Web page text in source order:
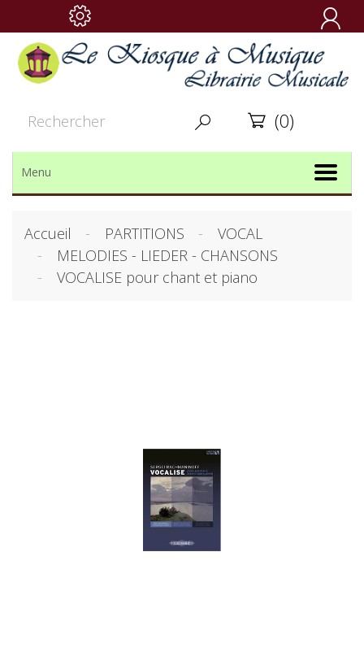

  (0)
Menu
Accueil PARTITIONS
VOCAL
MELODIES - LIEDER - CHANSONS
VOCALISE pour chant et piano